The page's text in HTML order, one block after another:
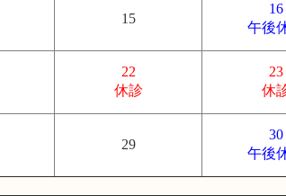
15
16
午後
22
休診
23
休
29
30
午後